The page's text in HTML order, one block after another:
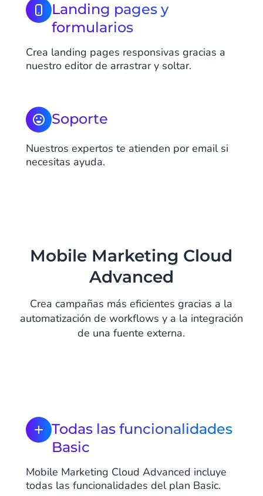
Landing pages y
formularios
Crea landing pages responsivas gracias a
nuestro editor de arrastrar y soltar.
Soporte
Nuestros expertos te atienden por email si
necesitas ayuda.
Mobile Marketing Cloud
Advanced
Crea campañas más eficientes gracias a la
automatización de workflows y a la integración
de una fuente externa.
Todas las funcionalidades
Basic
Mobile Marketing Cloud Advanced incluye
todas las funcionalidades del plan Basic.